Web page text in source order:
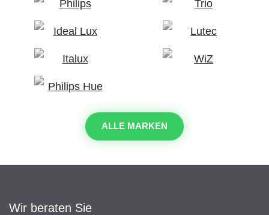
ALLE MARKEN
Wir beraten Sie